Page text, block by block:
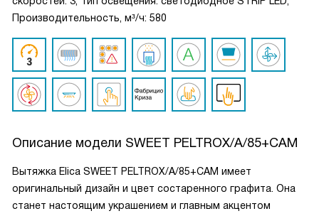
Производительность, м³/ч: 580
Описание модели SWEET PELTROX/A/85+CAM
Вытяжка Elica SWEET PELTROX/A/85+CAM имеет
оригинальный дизайн и цвет состаренного графита. Она
станет настоящим украшением и главным акцентом